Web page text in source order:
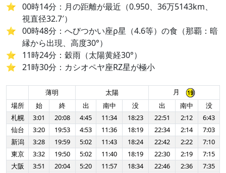
00時14分：月の距離が最近（0.950、36万5143km、
視直径32.7′）
00時48分：へびつかい座ρ星（4.6等）の食（那覇：暗
縁から出現、高度30°）
11時24分：穀雨（太陽黄経30°）
21時30分：カシオペヤ座RZ星が極小
薄明 太陽
月
場所
始 終 出 南中 没 出 南中
没
札幌
3:01 20:08 4:45 11:34 18:23 22:51 2:12
6:43
仙台
3:20 19:53 4:53 11:36 18:19 22:34 2:14
7:03
新潟
3:28 19:59 5:02 11:43 18:24 22:42 2:22
7:10
東京
3:32 19:50 5:02 11:40 18:19 22:30 2:19
7:15
大阪
3:51 20:04 5:20 11:57 18:34 22:46 2:36
7:35